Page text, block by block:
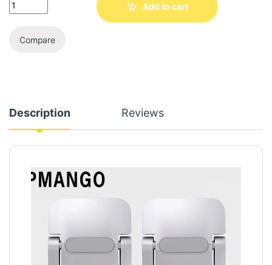
Add to cart
Compare
Description Reviews
Video
Player